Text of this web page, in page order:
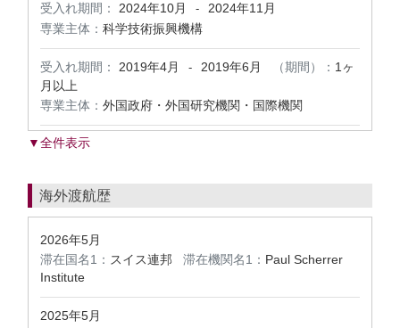
受入れ期間： 2024年10月 -
2024年11月
専業主体： 科学技術振興機構
受入れ期間： 2019年4月 - 2019年6月 （期間）： 1ヶ
月以上
専業主体： 外国政府・外国研究機関・国際機関
▼全件表示
海外渡航歴
2026年5月
滞在国名1： スイス連邦 滞在機関名1： Paul Scherrer
Institute
2025年5月